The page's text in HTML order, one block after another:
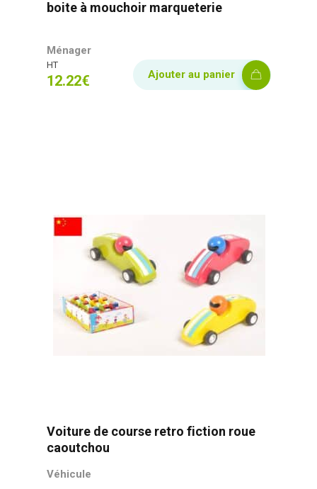
boite à mouchoir marqueterie
12.22€
HT
Ménager
Ajouter au panier
Voiture de course retro fiction roue
caoutchou
Véhicule